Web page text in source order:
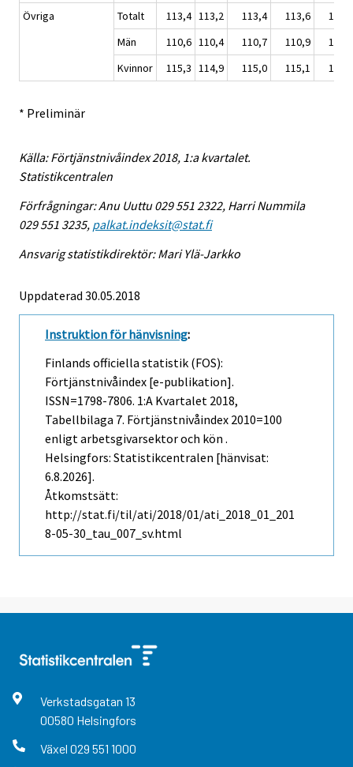
Övriga
Totalt 113,4 113,2 113,4 113,6
113,7
Män
110,6 110,4 110,7 110,9
111,0
Kvinnor
115,3 114,9 115,0 115,1 115,1
* Preliminär
Källa: Förtjänstnivåindex 2018, 1:a kvartalet.
Statistikcentralen
Förfrågningar: Anu Uuttu 029 551 2322, Harri Nummila
029 551 3235, palkat.indeksit@stat.fi
Ansvarig statistikdirektör: Mari Ylä-Jarkko
Uppdaterad 30.05.2018
Instruktion för hänvisning:
Finlands officiella statistik (FOS):
Förtjänstnivåindex [e-publikation].
ISSN=1798-7806. 1:a Kvartalet 2018,
Tabellbilaga 7. Förtjänstnivåindex 2010=100
enligt arbetsgivarsektor och kön .
Helsingfors: Statistikcentralen [hänvisat:
6.8.2026].
Åtkomstsätt:
http://stat.fi/til/ati/2018/01/ati_2018_01_201
8-05-30_tau_007_sv.html
Verkstadsgatan 13
00580 Helsingfors
Växel 029 551 1000